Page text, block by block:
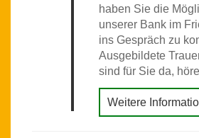
haben Sie die
unserer Bank im
ins Gespräch zu
Ausgebildete
sind für Sie da,
Weitere